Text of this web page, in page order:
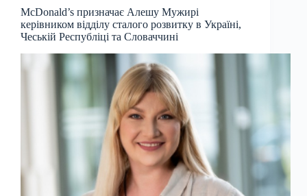
McDonald’s призначає Алешу Мужирі
керівником відділу сталого розвитку в Україні,
Чеській Республіці та Словаччині